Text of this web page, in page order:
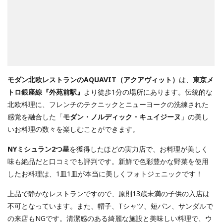
モダン北欧レストランのAQUAVIT（アクアヴィット） は、 東京メ
トロ銀座線『外苑前駅』 より徒歩1分の場所にあります。伝統的な
北欧料理に、フレンチのテクニックとニューヨークの洗練された
感覚を融合した「モダン・ノルディック・キュイジーヌ 」の美し
いお料理の数々を楽しむことができます。
NYミシュラン2つ星を獲得したほどの実力店で、お料理が美しく
味も絶品だと口コミでも評判です。新鮮で色彩豊かな野菜を使用
したお料理は、1皿1皿が本当に美しくフォトジェニックです！
上品で静かなレストランですので、原則13歳未満の子供の入店は
不可となっています。また、帽子、Tシャツ、短パン、サンダルで
の来店もNGです。清潔感のある綺麗な施設と美味しい料理で、ウ